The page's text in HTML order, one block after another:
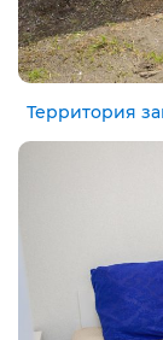
Территория